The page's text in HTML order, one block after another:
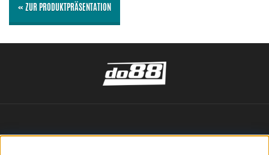
« ZUR PRODUKTPRÄSENTATION